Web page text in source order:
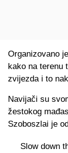
Organizovano
kako na terenu
zvijezda i to
Navijači su
žestokog
Szoboszlai je
Slow down